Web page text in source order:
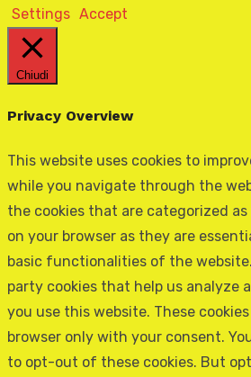
Settings Accept
Chiudi
Privacy Overview
This website uses cookies to
while you navigate through the
the cookies that are categorized
on your browser as they are
basic functionalities of the
party cookies that help us analyze
you use this website. These
browser only with your consent.
to opt-out of these cookies. But